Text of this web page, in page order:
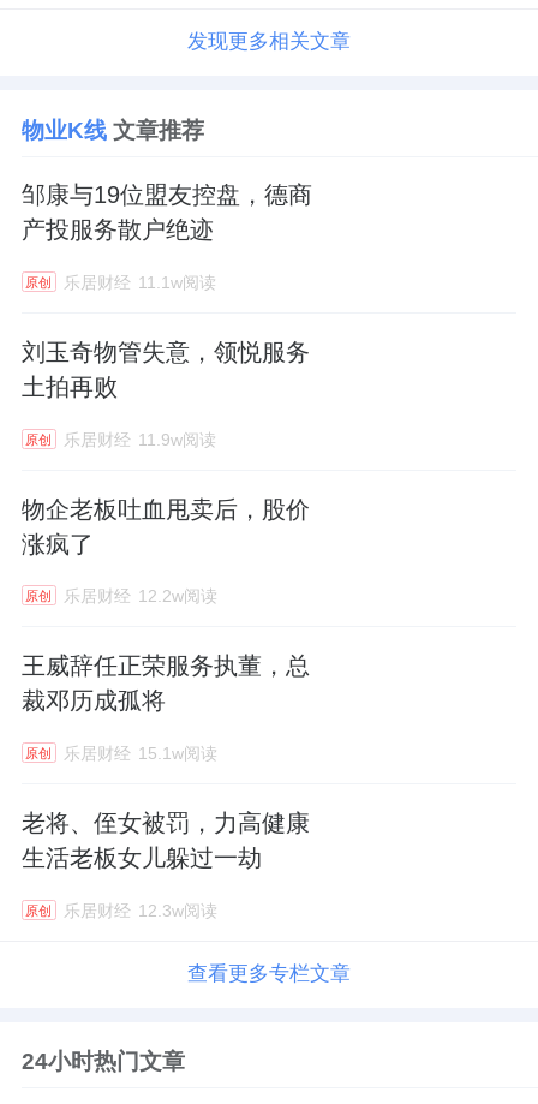
发现更多相关文章
物业K线文章推荐
邹康与19位盟友控盘，德商
产投服务散户绝迹
原创 乐居财经 11.1w阅读
刘玉奇物管失意，领悦服务
土拍再败
原创 乐居财经 11.9w阅读
物企老板吐血甩卖后，股价
涨疯了
原创 乐居财经 12.2w阅读
王威辞任正荣服务执董，总
裁邓历成孤将
原创 乐居财经 15.1w阅读
老将、侄女被罚，力高健康
生活老板女儿躲过一劫
原创 乐居财经 12.3w阅读
查看更多专栏文章
24小时热门文章